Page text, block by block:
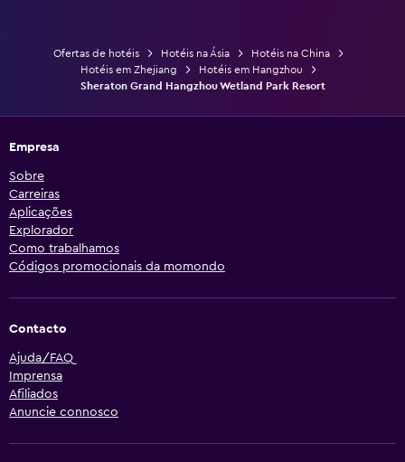
Ofertas de hotéis Hotéis na Ásia
Hotéis na China
Hotéis em Zhejiang
Hotéis em Hangzhou
Sheraton Grand Hangzhou Wetland Park Resort
Empresa
Sobre
Carreiras
Aplicações
Explorador
Como trabalhamos
Códigos promocionais da momondo
Contacto
Ajuda/FAQ
Imprensa
Afiliados
Anuncie connosco